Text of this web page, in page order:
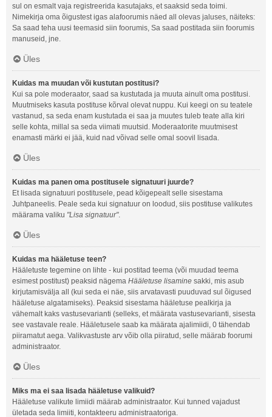
sul on esmalt vaja registreerida kasutajaks, et saaksid seda toimi.
Nimekirja oma õigustest igas alafoorumis näed all olevas jaluses, näiteks:
Sa saad teha uusi teemasid siin foorumis, Sa saad postitada siin foorumis
manuseid, jne.
Üles
Kuidas ma muudan või kustutan postitusi?
Kui sa pole moderaator, saad sa kustutada ja muuta ainult oma postitusi.
Muutmiseks kasuta postituse kõrval olevat nuppu. Kui keegi on su teatele
vastanud, sa seda enam kustutada ei saa ja muutes tuleb teate alla kiri
selle kohta, millal sa seda viimati muutsid. Moderaatorite muutmisest
enamasti märki ei jää, kuid nad võivad selle omal soovil lisada.
Üles
Kuidas ma panen oma postitusele signatuuri juurde?
Et lisada signatuuri postitusele, pead kõigepealt selle sisestama
Juhtpaneelis. Peale seda kui signatuur on loodud, siis postituse valikutes
määrama valiku "Lisa signatuur".
Üles
Kuidas ma hääletuse teen?
Hääletuste tegemine on lihte - kui postitad teema (või muudad teema
esimest postitust) peaksid nägema Hääletuse lisamine sakki, mis asub
kirjutamisvälja all (kui seda ei näe, siis arvatavasti puuduvad sul õigused
hääletuse algatamiseks). Peaksid sisestama hääletuse pealkirja ja
vähemalt kaks vastusevarianti (selleks, et määrata vastusevarianti, sisesta
see vastavale reale. Hääletusele saab ka määrata ajalimiidi, 0 tähendab
piiramatut aega. Valikvastuste arv võib olla piiratud, selle määrab foorumi
administraator.
Üles
Miks ma ei saa lisada hääletuse valikuid?
Hääletuse valikute limiidi määrab administraator. Kui tunned vajadust
ületada seda limiiti, kontakteeru administraatoriga.